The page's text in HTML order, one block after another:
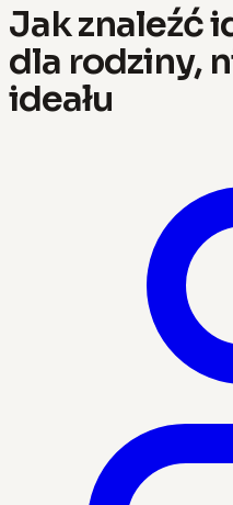
Jak znaleźć
dla rodziny,
ideału